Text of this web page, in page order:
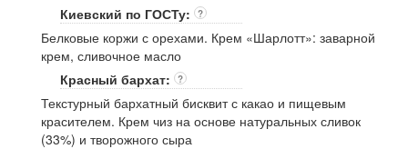
Киевский по ГОСТу:
?
Белковые коржи с орехами. Крем «Шарлотт»: заварной
крем, сливочное масло
Красный бархат:
?
Текстурный бархатный бисквит с какао и пищевым
красителем. Крем чиз на основе натуральных сливок
(33%) и творожного сыра